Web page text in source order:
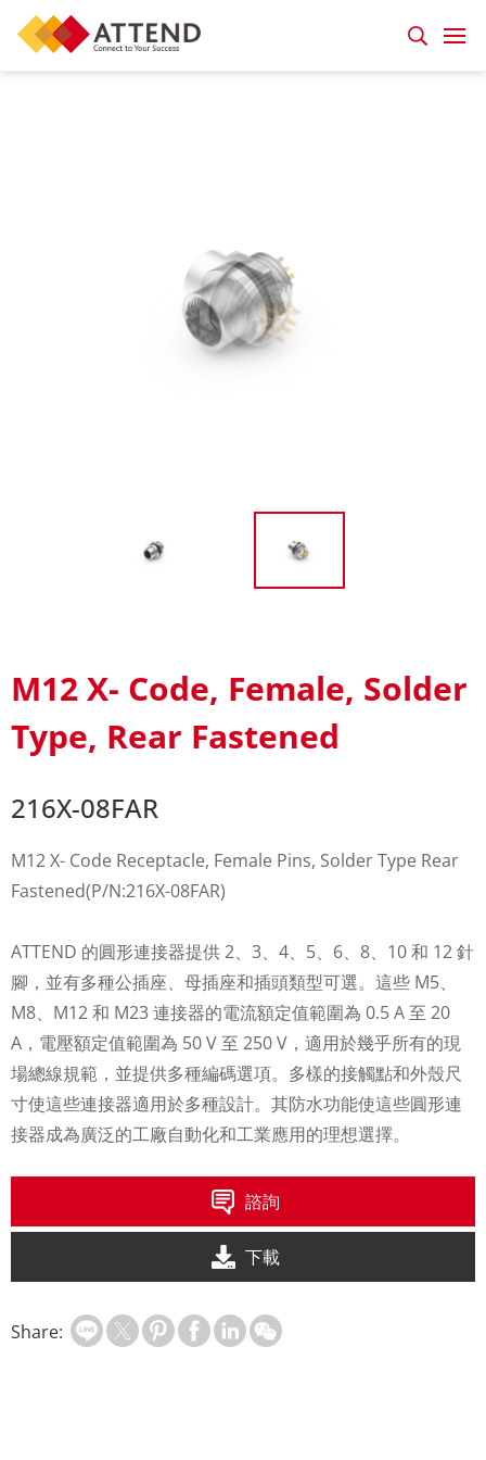
M12 X- Code, Female, Solder
Type, Rear Fastened
216X-08FAR
M12 X- Code Receptacle, Female Pins, Solder Type Rear
Fastened(P/N:216X-08FAR)
ATTEND 的圓形連接器提供 2、3、4、5、6、8、10 和 12 針
腳，並有多種公插座、母插座和插頭類型可選。這些 M5、
M8、M12 和 M23 連接器的電流額定值範圍為 0.5 A 至 20
A，電壓額定值範圍為 50 V 至 250 V，適用於幾乎所有的現
場總線規範，並提供多種編碼選項。多樣的接觸點和外殼尺
寸使這些連接器適用於多種設計。其防水功能使這些圓形連
接器成為廣泛的工廠自動化和工業應用的理想選擇。
諮詢
下載
Share: